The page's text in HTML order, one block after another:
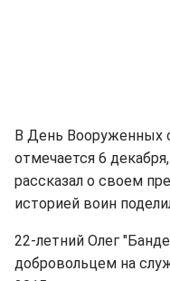
В День Вооруженных
отмечается 6
рассказал о своем
историей воин
22-летний Олег
добровольцем на